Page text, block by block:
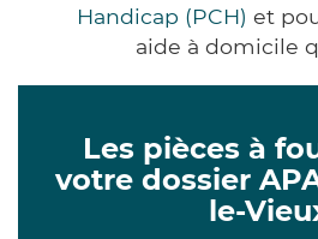
Handicap (PCH) et
aide à domicile
Les pièces à
votre dossier
le-